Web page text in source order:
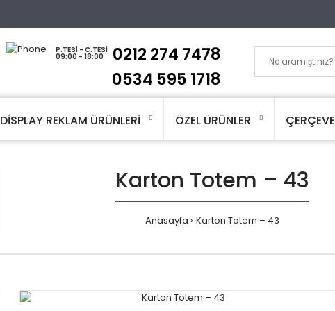
P.TESI - C.TESI
09:00 - 18:00
0212 274 7478
0534 595 1718
DİSPLAY REKLAM ÜRÜNLERİ ÖZEL ÜRÜNLER ÇERÇEVE
Karton Totem – 43
Anasayfa Karton Totem – 43